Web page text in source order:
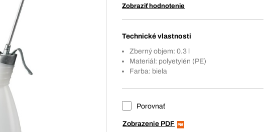
Zobraziť hodnotenie
Technické vlastnosti
Zberný objem: 0.3 l
Materiál: polyetylén (PE)
Farba: biela
Porovnať
Zobrazenie PDF